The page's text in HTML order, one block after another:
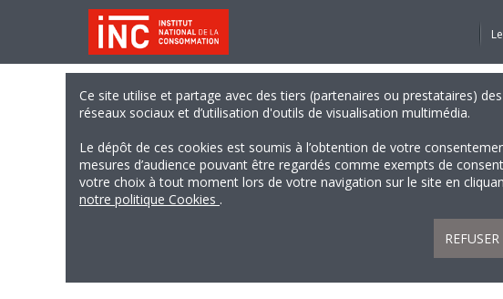
Ce site utilise et partage avec des tiers (partenaires ou prestataires)
réseaux sociaux et d’utilisation d'outils de visualisation multimédia.
Le dépôt de ces cookies est soumis à l’obtention de votre
mesures d’audience pouvant être regardés comme exempts de
votre choix à tout moment lors de votre navigation sur le site en
notre politique Cookies .
REFUSER